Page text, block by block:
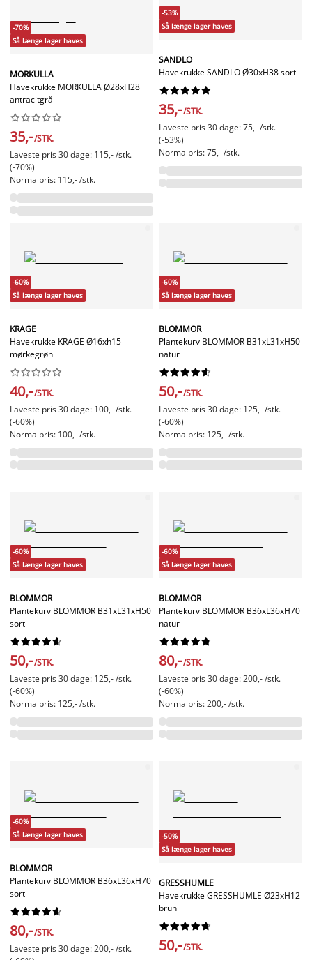
-70%
Så længe lager haves
MORKULLA
Havekrukke MORKULLA Ø28xH28
antracitgrå






35,-/STK.
Laveste pris 30 dage: 115,- /stk.
(-70%)
Normalpris: 115,- /stk.
-53%
Så længe lager haves
SANDLO
Havekrukke SANDLO Ø30xH38 sort






35,-/STK.
Laveste pris 30 dage: 75,- /stk.
(-53%)
Normalpris: 75,- /stk.
-60%
Så længe lager haves
KRAGE
Havekrukke KRAGE Ø16xh15
mørkegrøn






40,-/STK.
Laveste pris 30 dage: 100,- /stk.
(-60%)
Normalpris: 100,- /stk.
-60%
Så længe lager haves
BLOMMOR
Plantekurv BLOMMOR B31xL31xH50
natur






50,-/STK.
Laveste pris 30 dage: 125,- /stk.
(-60%)
Normalpris: 125,- /stk.
-60%
Så længe lager haves
BLOMMOR
Plantekurv BLOMMOR B31xL31xH50
sort






50,-/STK.
Laveste pris 30 dage: 125,- /stk.
(-60%)
Normalpris: 125,- /stk.
-60%
Så længe lager haves
BLOMMOR
Plantekurv BLOMMOR B36xL36xH70
natur






80,-/STK.
Laveste pris 30 dage: 200,- /stk.
(-60%)
Normalpris: 200,- /stk.
-60%
Så længe lager haves
BLOMMOR
Plantekurv BLOMMOR B36xL36xH70
sort






80,-/STK.
Laveste pris 30 dage: 200,- /stk.
-50%
Så længe lager haves
GRESSHUMLE
Havekrukke GRESSHUMLE Ø23xH12
brun






50,-/STK.